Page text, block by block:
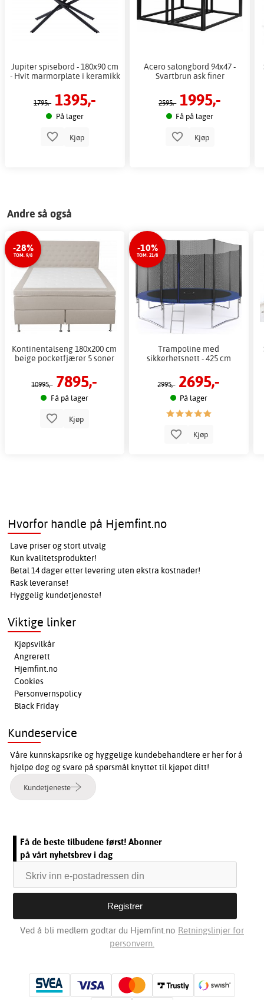
Jupiter spisebord - 180x90 cm
- Hvit marmorplate i keramikk
1795,- 1395,-
På lager
Kjøp
Acero salongbord 94x47 -
Svartbrun ask finer
2595,- 1995,-
Få på lager
Kjøp
Andre så også
-28%
TOM. 9/8
Kontinentalseng 180x200 cm
beige pocketfjærer 5 soner
10995,- 7895,-
Få på lager
Kjøp
-10%
TOM. 21/8
Trampoline med
sikkerhetsnett - 425 cm
2995,- 2695,-
På lager
Kjøp
Hvorfor handle på Hjemfint.no
Lave priser og stort utvalg
Kun kvalitetsprodukter!
Betal 14 dager etter levering uten ekstra kostnader!
Rask leveranse!
Hyggelig kundetjeneste!
Viktige linker
Kjøpsvilkår
Angrerett
Hjemfint.no
Cookies
Personvernspolicy
Black Friday
Kundeservice
Våre kunnskapsrike og hyggelige kundebehandlere er her for å
hjelpe deg og svare på spørsmål knyttet til kjøpet ditt!
Kundetjeneste
Få de beste tilbudene først! Abonner
på vårt nyhetsbrev i dag
Ved å bli medlem godtar du Hjemfint.no Retningslinjer for
personvern.